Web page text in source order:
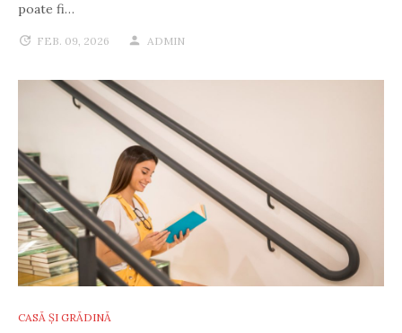
poate fi…
FEB. 09, 2026 ADMIN
CASĂ ȘI GRĂDINĂ